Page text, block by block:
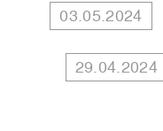
03.05.2024
29.04.2024